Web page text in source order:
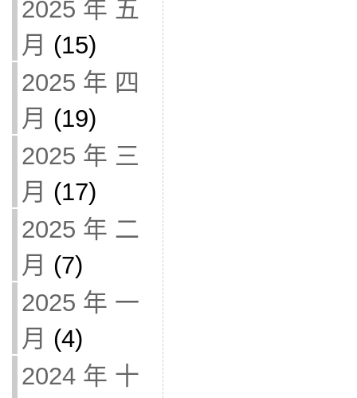
2025 年 五
月 (15)
2025 年 四
月 (19)
2025 年 三
月 (17)
2025 年 二
月 (7)
2025 年 一
月 (4)
2024 年 十